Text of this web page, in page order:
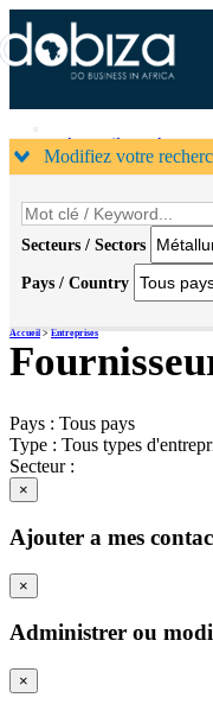
Accueil A
Agenda B2B
Modifiez votre
Secteurs / Sectors
Pays / Country
Accueil>Entreprises
Pays : Tous pays
Type : Tous types
Secteur :
×
Ajouter a mes
×
Administrer ou
×